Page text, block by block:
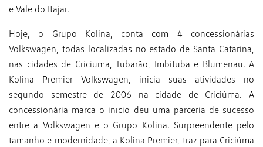
e Vale do Itajaí.
Hoje, o Grupo Kolina, conta com 4 concessionárias
Volkswagen, todas localizadas no estado de Santa Catarina,
nas cidades de Criciúma, Tubarão, Imbituba e Blumenau. A
Kolina Premier Volkswagen, inicia suas atividades no
segundo semestre de 2006 na cidade de Criciúma. A
concessionária marca o início deu uma parceria de sucesso
entre a Volkswagen e o Grupo Kolina. Surpreendente pelo
tamanho e modernidade, a Kolina Premier, traz para Criciúma